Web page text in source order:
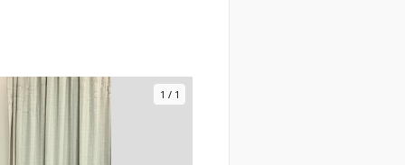
1 / 1